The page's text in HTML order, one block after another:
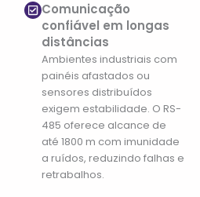
Comunicação
confiável em longas
distâncias
Ambientes industriais com
painéis afastados ou
sensores distribuídos
exigem estabilidade. O RS-
485 oferece alcance de
até 1800 m com imunidade
a ruídos, reduzindo falhas e
retrabalhos.